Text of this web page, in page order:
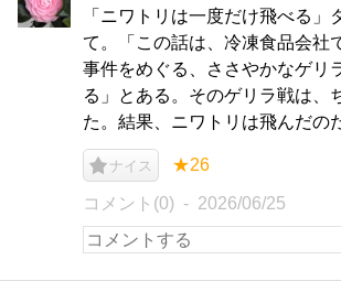
「ニワトリは一度だけ飛べる」
て。「この話は、冷凍食品会社
事件をめぐる、ささやかなゲリ
る」とある。そのゲリラ戦は、
た。結果、ニワトリは飛んだの
ナイス ★26
コメント(0) 2026/06/25